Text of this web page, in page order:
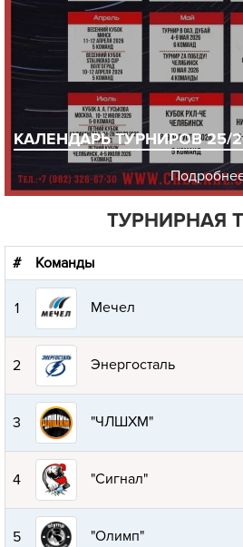
КАЛЕНДАРЬ ТУРНИРОВ 25/
ТУРНИРНАЯ
# Команды
1 Мечел
2 Энергосталь
3 "ЧЛШХМ"
4 "Сигнал"
5 "Олимп"